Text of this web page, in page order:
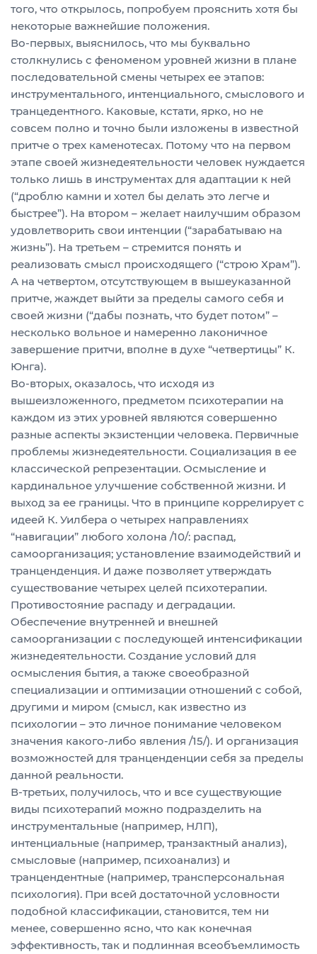
того, что открылось, попробуем прояснить хотя бы
некоторые важнейшие положения.
Во-первых, выяснилось, что мы буквально
столкнулись с феноменом уровней жизни в плане
последовательной смены четырех ее этапов:
инструментального, интенциального, смыслового и
транцедентного. Каковые, кстати, ярко, но не
совсем полно и точно были изложены в известной
притче о трех каменотесах. Потому что на первом
этапе своей жизнедеятельности человек нуждается
только лишь в инструментах для адаптации к ней
(“дроблю камни и хотел бы делать это легче и
быстрее”). На втором – желает наилучшим образом
удовлетворить свои интенции (“зарабатываю на
жизнь”). На третьем – стремится понять и
реализовать смысл происходящего (“строю Храм”).
А на четвертом, отсутствующем в вышеуказанной
притче, жаждет выйти за пределы самого себя и
своей жизни (“дабы познать, что будет потом” –
несколько вольное и намеренно лаконичное
завершение притчи, вполне в духе “четвертицы” К.
Юнга).
Во-вторых, оказалось, что исходя из
вышеизложенного, предметом психотерапии на
каждом из этих уровней являются совершенно
разные аспекты экзистенции человека. Первичные
проблемы жизнедеятельности. Социализация в ее
классической репрезентации. Осмысление и
кардинальное улучшение собственной жизни. И
выход за ее границы. Что в принципе коррелирует с
идеей К. Уилбера о четырех направлениях
“навигации” любого холона /10/: распад,
самоорганизация; установление взаимодействий и
транценденция. И даже позволяет утверждать
существование четырех целей психотерапии.
Противостояние распаду и деградации.
Обеспечение внутренней и внешней
самоорганизации с последующей интенсификации
жизнедеятельности. Создание условий для
осмысления бытия, а также своеобразной
специализации и оптимизации отношений с собой,
другими и миром (смысл, как известно из
психологии – это личное понимание человеком
значения какого-либо явления /15/). И организация
возможностей для транценденции себя за пределы
данной реальности.
В-третьих, получилось, что и все существующие
виды психотерапий можно подразделить на
инструментальные (например, НЛП),
интенциальные (например, транзактный анализ),
смысловые (например, психоанализ) и
транцендентные (например, трансперсональная
психология). При всей достаточной условности
подобной классификации, становится, тем ни
менее, совершенно ясно, что как конечная
эффективность, так и подлинная всеобъемлимость